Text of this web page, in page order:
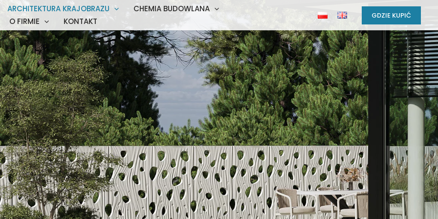
ARCHITEKTURA KRAJOBRAZU
CHEMIA BUDOWLANA
O FIRMIE KONTAKT
GDZIE KUPIĆ